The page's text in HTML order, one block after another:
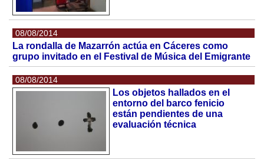
08/08/2014
La rondalla de Mazarrón actúa en Cáceres como
grupo invitado en el Festival de Música del Emigrante
08/08/2014
Los objetos hallados en el
entorno del barco fenicio
están pendientes de una
evaluación técnica